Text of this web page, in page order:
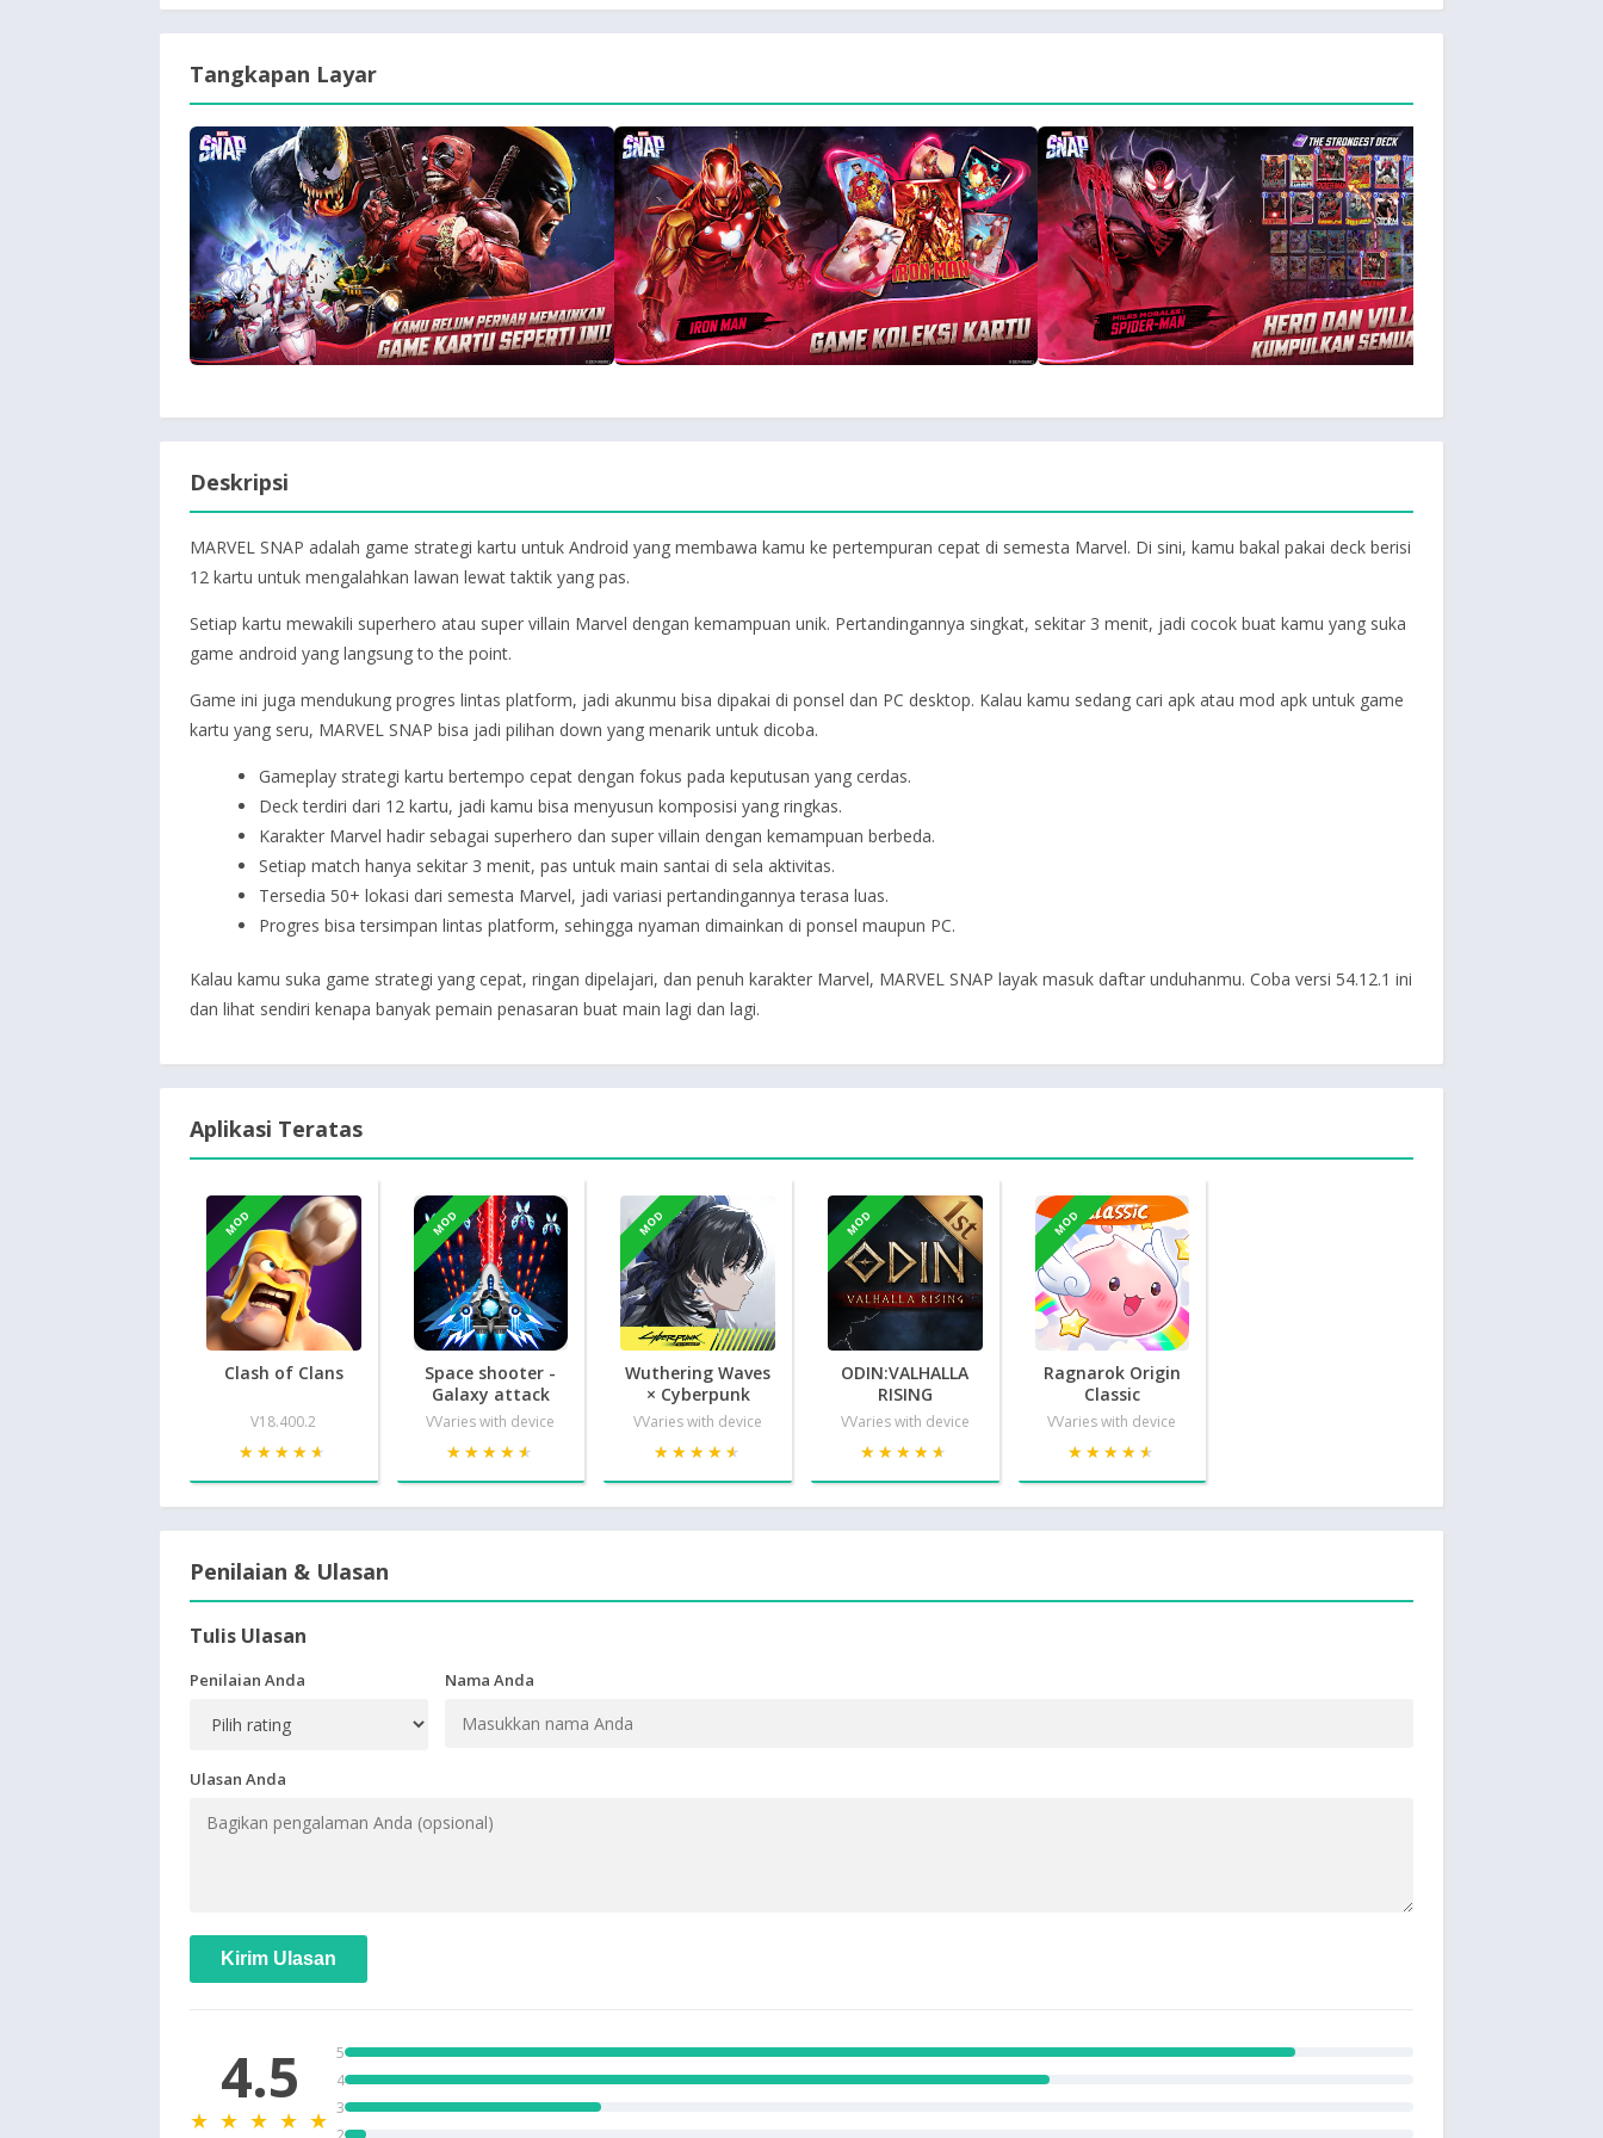
Tangkapan Layar
Deskripsi
MARVEL SNAP adalah game strategi kartu untuk Android yang membawa kamu ke pertempuran cepat di semesta Marvel. Di sini, kamu bakal pakai deck berisi
12 kartu untuk mengalahkan lawan lewat taktik yang pas.
Setiap kartu mewakili superhero atau super villain Marvel dengan kemampuan unik. Pertandingannya singkat, sekitar 3 menit, jadi cocok buat kamu yang suka
game android yang langsung to the point.
Game ini juga mendukung progres lintas platform, jadi akunmu bisa dipakai di ponsel dan PC desktop. Kalau kamu sedang cari apk atau mod apk untuk game
kartu yang seru, MARVEL SNAP bisa jadi pilihan down yang menarik untuk dicoba.
Gameplay strategi kartu bertempo cepat dengan fokus pada keputusan yang cerdas.
Deck terdiri dari 12 kartu, jadi kamu bisa menyusun komposisi yang ringkas.
Karakter Marvel hadir sebagai superhero dan super villain dengan kemampuan berbeda.
Setiap match hanya sekitar 3 menit, pas untuk main santai di sela aktivitas.
Tersedia 50+ lokasi dari semesta Marvel, jadi variasi pertandingannya terasa luas.
Progres bisa tersimpan lintas platform, sehingga nyaman dimainkan di ponsel maupun PC.
Kalau kamu suka game strategi yang cepat, ringan dipelajari, dan penuh karakter Marvel, MARVEL SNAP layak masuk daftar unduhanmu. Coba versi 54.12.1 ini
dan lihat sendiri kenapa banyak pemain penasaran buat main lagi dan lagi.
Aplikasi Teratas
MOD
Clash of Clans
V18.400.2
★★★★★
★★★★★
MOD
Space shooter -
Galaxy attack
VVaries with device
★★★★★
★★★★★
MOD
Wuthering Waves
× Cyberpunk
VVaries with device
★★★★★
★★★★★
MOD
ODIN:VALHALLA
RISING
VVaries with device
★★★★★
★★★★★
MOD
Ragnarok Origin
Classic
VVaries with device
★★★★★
★★★★★
Penilaian & Ulasan
Tulis Ulasan
Penilaian Anda Nama Anda
Ulasan Anda
Kirim Ulasan
4.5
★ ★ ★ ★ ★
5
4
3